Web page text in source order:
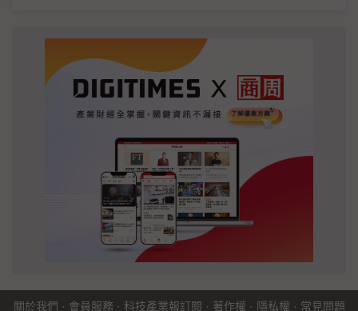
關於我們 · 會員服務 · 科技產業報訂閱 · 著作權 · 隱私權 · 常見問題